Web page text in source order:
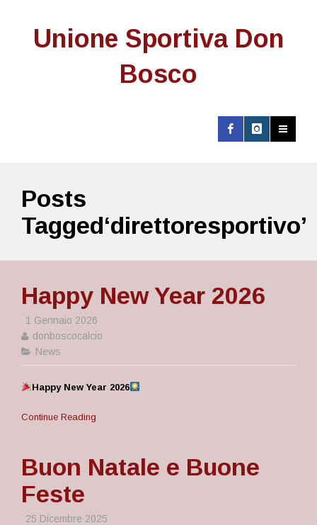
Unione Sportiva Don
Bosco
Posts
Tagged‘direttoresportivo’
Happy New Year 2026
1 Gennaio 2026
donboscocalcio
News
Happy New Year 2026
Continue Reading
Buon Natale e Buone
Feste
25 Dicembre 2025